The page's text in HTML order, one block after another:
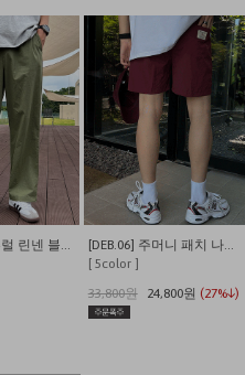
[ORD.12] 내추럴 린넨 블렌딩 밴딩 와이드 팬츠
[DEB.06] 주머니 패치 나일론 이지 밴딩 반바지
[ 5color ]
33,800원
24,800원 (27%↓)